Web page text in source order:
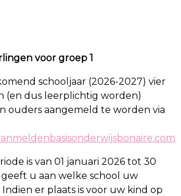
voor groep 1
schooljaar (2026-2027) vier
(en dus leerplichtig worden)
ouders aangemeld te worden via
is van 01 januari 2026 tot 30
geeft u aan welke school uw
er plaats is voor uw kind op